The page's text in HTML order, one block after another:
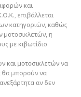
και
επιβάλλεται
κατηγοριών, καθώς
μοτοσικλετών, η
με κιβωτίδιο
και μοτοσικλετών να
θα μπορούν να
αν δεν